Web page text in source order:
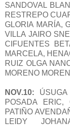
SANDOVAL
RESTREPO
GLORIA MARÍA,
VILLA JAIRO
CIFUENTES
MARCELA,
RUIZ OLGA
MORENO
NOV.10:
POSADA ERIC,
PATIÑO
LEIDY